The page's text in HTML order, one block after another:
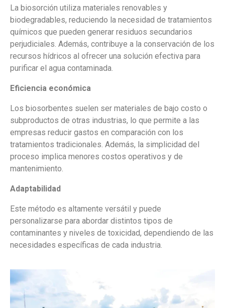
La biosorción utiliza materiales renovables y
biodegradables, reduciendo la necesidad de tratamientos
químicos que pueden generar residuos secundarios
perjudiciales. Además, contribuye a la conservación de los
recursos hídricos al ofrecer una solución efectiva para
purificar el agua contaminada.
Eficiencia económica
Los biosorbentes suelen ser materiales de bajo costo o
subproductos de otras industrias, lo que permite a las
empresas reducir gastos en comparación con los
tratamientos tradicionales. Además, la simplicidad del
proceso implica menores costos operativos y de
mantenimiento.
Adaptabilidad
Este método es altamente versátil y puede
personalizarse para abordar distintos tipos de
contaminantes y niveles de toxicidad, dependiendo de las
necesidades específicas de cada industria.